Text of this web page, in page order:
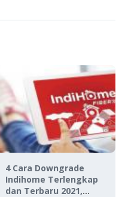
4 Cara Downgrade
Indihome Terlengkap
dan Terbaru 2021,